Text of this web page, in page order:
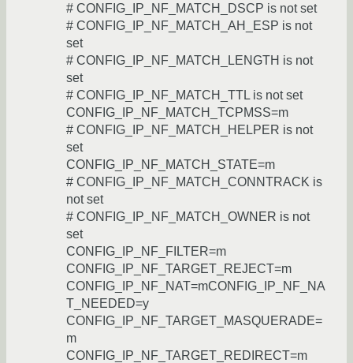
# CONFIG_IP_NF_MATCH_DSCP is not set
# CONFIG_IP_NF_MATCH_AH_ESP is not
set
# CONFIG_IP_NF_MATCH_LENGTH is not
set
# CONFIG_IP_NF_MATCH_TTL is not set
CONFIG_IP_NF_MATCH_TCPMSS=m
# CONFIG_IP_NF_MATCH_HELPER is not
set
CONFIG_IP_NF_MATCH_STATE=m
# CONFIG_IP_NF_MATCH_CONNTRACK is
not set
# CONFIG_IP_NF_MATCH_OWNER is not
set
CONFIG_IP_NF_FILTER=m
CONFIG_IP_NF_TARGET_REJECT=m
CONFIG_IP_NF_NAT=mCONFIG_IP_NF_NA
T_NEEDED=y
CONFIG_IP_NF_TARGET_MASQUERADE=
m
CONFIG_IP_NF_TARGET_REDIRECT=m